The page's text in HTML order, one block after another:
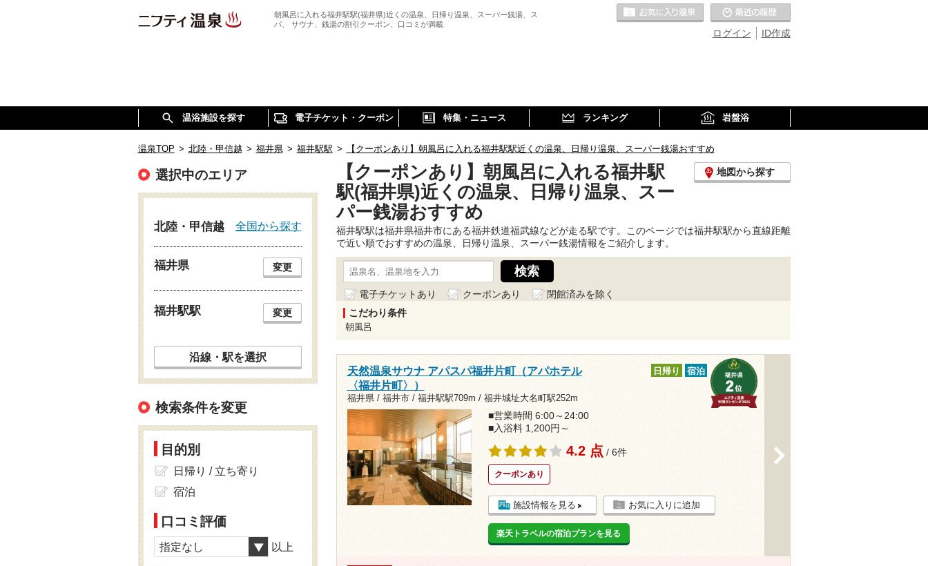
朝風呂に入れる福井駅駅(福井県)近くの温泉、日帰り温泉、スーパー銭湯、ス
パ、 サウナ、銭湯の割引クーポン、口コミが満載
ID作成
ログイン
お気に入りの温泉
温浴施設を探す 電子チケット・クーポン 特集・ニュース ランキング 岩盤浴
温泉TOP > 北陸・甲信越 > 福井県 > 福井駅駅 > 【クーポンあり】朝風呂に入れる福井駅駅近くの温泉、日帰り温泉、スーパー銭湯おすすめ
【クーポンあり】朝風呂に入れる福井駅
駅(福井県)近くの温泉、日帰り温泉、スー
パー銭湯おすすめ
地図から探す
福井駅駅は福井県福井市にある福井鉄道福武線などが走る駅です。このページでは福井駅駅から直線距離
で近い順でおすすめの温泉、日帰り温泉、スーパー銭湯情報をご紹介します。
電子チケットあり クーポンあり
閉館済みを除く
こだわり条件
朝風呂
天然温泉サウナ アパスパ福井片町（アパホテル
〈福井片町〉）
福井県 / 福井市 / 福井駅駅709m / 福井城址大名町駅252m
日帰り 宿泊
■営業時間 6:00～24:00
■入浴料 1,200円～
4.2 点 / 6件
クーポンあり
施設情報を見る お気に入りに追加
楽天トラベルの宿泊プランを見る
選択中のエリア
北陸・甲信越 全国から探す
福井県 変更
福井駅駅 変更
沿線・駅を選択
検索条件を変更
目的別
日帰り / 立ち寄り
宿泊
口コミ評価
指定なし 以上